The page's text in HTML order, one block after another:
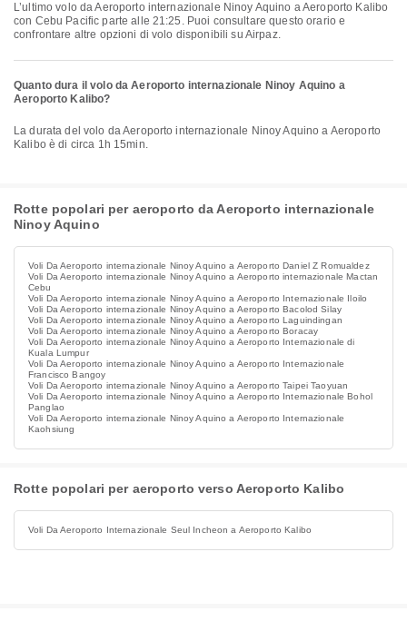
L’ultimo volo da Aeroporto internazionale Ninoy Aquino a Aeroporto Kalibo
con Cebu Pacific parte alle 21:25. Puoi consultare questo orario e
confrontare altre opzioni di volo disponibili su Airpaz.
Quanto dura il volo da Aeroporto internazionale Ninoy Aquino a
Aeroporto Kalibo?
La durata del volo da Aeroporto internazionale Ninoy Aquino a Aeroporto
Kalibo è di circa 1h 15min.
Rotte popolari per aeroporto da Aeroporto internazionale
Ninoy Aquino
Voli Da Aeroporto internazionale Ninoy Aquino a Aeroporto Daniel Z Romualdez
Voli Da Aeroporto internazionale Ninoy Aquino a Aeroporto internazionale Mactan
Cebu
Voli Da Aeroporto internazionale Ninoy Aquino a Aeroporto Internazionale Iloilo
Voli Da Aeroporto internazionale Ninoy Aquino a Aeroporto Bacolod Silay
Voli Da Aeroporto internazionale Ninoy Aquino a Aeroporto Laguindingan
Voli Da Aeroporto internazionale Ninoy Aquino a Aeroporto Boracay
Voli Da Aeroporto internazionale Ninoy Aquino a Aeroporto Internazionale di
Kuala Lumpur
Voli Da Aeroporto internazionale Ninoy Aquino a Aeroporto Internazionale
Francisco Bangoy
Voli Da Aeroporto internazionale Ninoy Aquino a Aeroporto Taipei Taoyuan
Voli Da Aeroporto internazionale Ninoy Aquino a Aeroporto Internazionale Bohol
Panglao
Voli Da Aeroporto internazionale Ninoy Aquino a Aeroporto Internazionale
Kaohsiung
Rotte popolari per aeroporto verso Aeroporto Kalibo
Voli Da Aeroporto Internazionale Seul Incheon a Aeroporto Kalibo